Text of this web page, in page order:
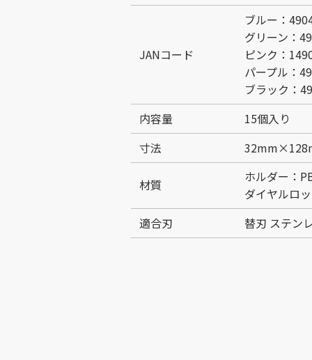
JANコード
ブルー：
グリーン：
ピンク：
パープル：
ブラック：
内容量
15個入り
寸法
材質
ホルダー：
ダイヤルロ
適合刃
替刃 ステン